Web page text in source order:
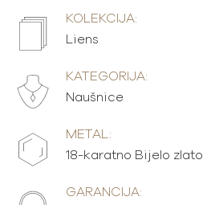
KOLEKCIJA:
Liens
KATEGORIJA:
Naušnice
METAL:
18-karatno Bijelo zlato
GARANCIJA: